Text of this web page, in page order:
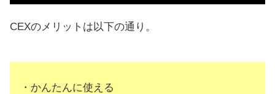
CEXのメリットは以下の通り。
・かんたんに使える